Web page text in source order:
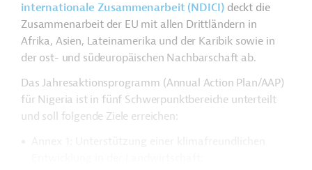
internationale Zusammenarbeit (NDICI) deckt die
Zusammenarbeit der EU mit allen Drittländern in
Afrika, Asien, Lateinamerika und der Karibik sowie in
der ost- und südeuropäischen Nachbarschaft ab.
Das Jahresaktionsprogramm (Annual Action Plan/AAP)
für Nigeria ist in fünf Schwerpunktbereiche unterteilt
und soll folgende Ziele erreichen: